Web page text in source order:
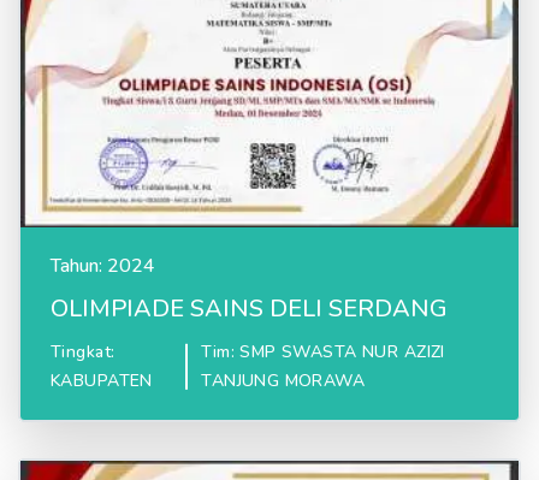
Tahun: 2024
OLIMPIADE SAINS DELI SERDANG
Tingkat:
KABUPATEN
Tim: SMP SWASTA NUR AZIZI
TANJUNG MORAWA